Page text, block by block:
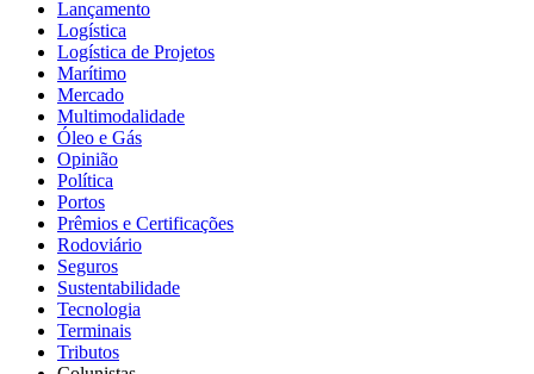
Lançamento
Logística
Logística de Projetos
Marítimo
Mercado
Multimodalidade
Óleo e Gás
Opinião
Política
Portos
Prêmios e Certificações
Rodoviário
Seguros
Sustentabilidade
Tecnologia
Terminais
Tributos